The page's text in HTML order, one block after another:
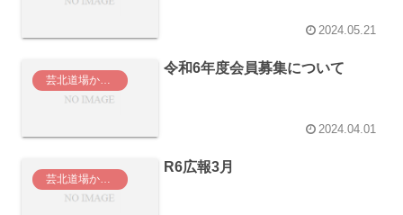
2024.05.21
芸北道場からのお知らせ
令和6年度会員募集について
2024.04.01
R6広報3月